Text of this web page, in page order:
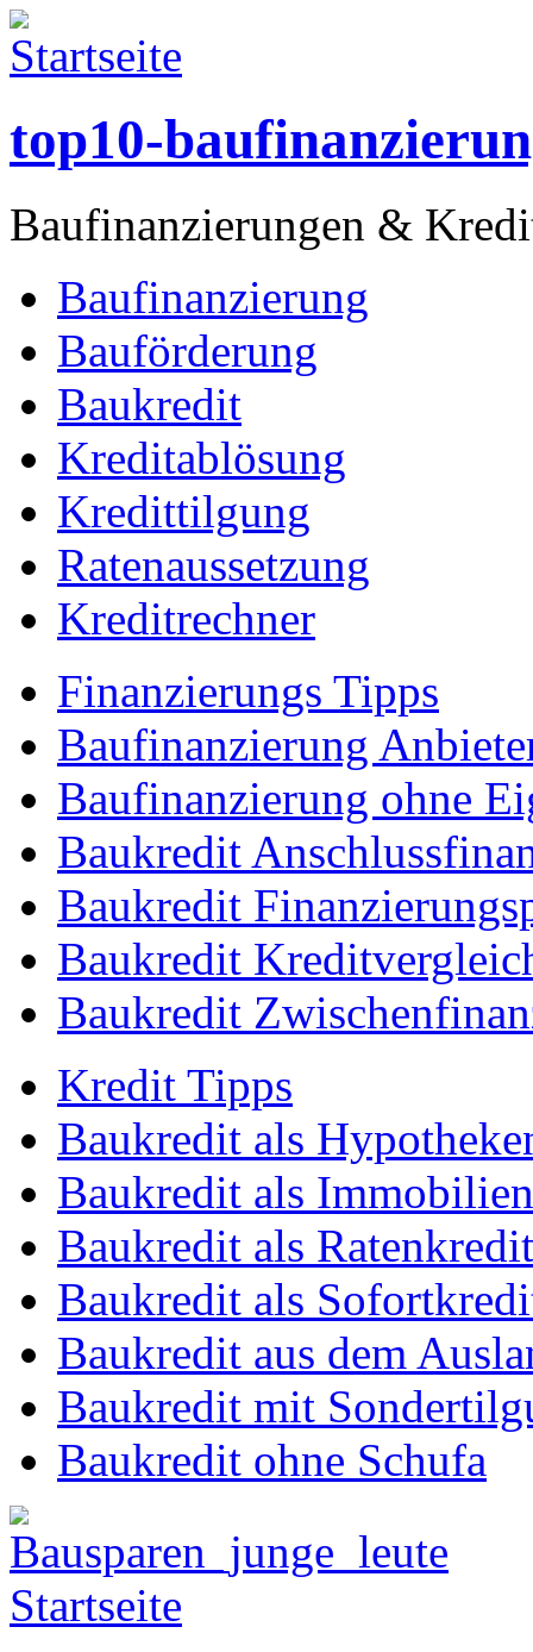
top10-
Baufinanzierungen &
Baufinanzierung
Bauförderung
Baukredit
Kreditablösung
Kredittilgung
Ratenaussetzung
Kreditrechner
Finanzierungs Tipps
Baufinanzierung
Baufinanzierung ohne
Baukredit
Baukredit
Baukredit
Baukredit
Kredit Tipps
Baukredit als
Baukredit als
Baukredit als Ratenkredit
Baukredit als
Baukredit aus dem
Baukredit mit
Baukredit ohne Schufa
Startseite